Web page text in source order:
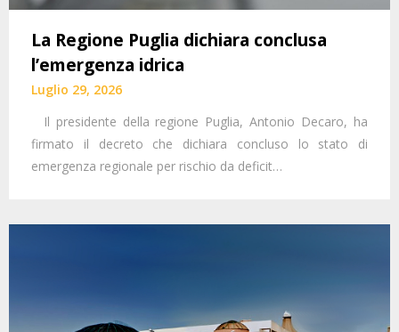
La Regione Puglia dichiara conclusa
l’emergenza idrica
Luglio 29, 2026
Il presidente della regione Puglia, Antonio Decaro, ha
firmato il decreto che dichiara concluso lo stato di
emergenza regionale per rischio da deficit…